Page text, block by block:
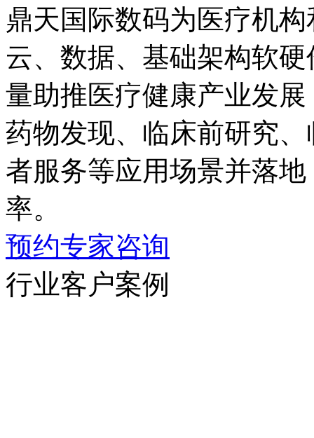
鼎天国际数码为医疗机
云、数据、基础架构
量助推医疗健康产业发展
药物发现、临床前研究
者服务等应用场景并落地
率。
预约专家咨询
行业客户案例